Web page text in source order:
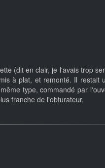
(dit en clair, je l'avais trop
à plat, et remonté. Il restait
type, commandé par
franche de l'obturateur.